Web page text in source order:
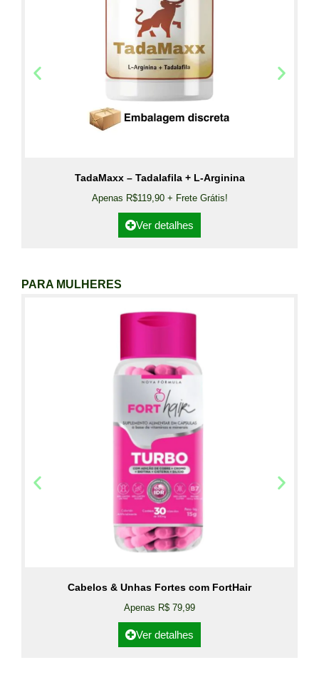
TadaMaxx – Tadalafila + L-Arginina
Apenas R$119,90 + Frete Grátis!
Ver detalhes
PARA MULHERES
Cabelos & Unhas Fortes com FortHair
Apenas R$ 79,99
Ver detalhes